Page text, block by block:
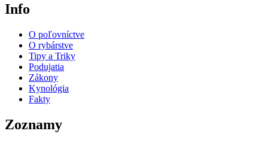
Info
O poľovníctve
O rybárstve
Tipy a Triky
Podujatia
Zákony
Kynológia
Fakty
Zoznamy